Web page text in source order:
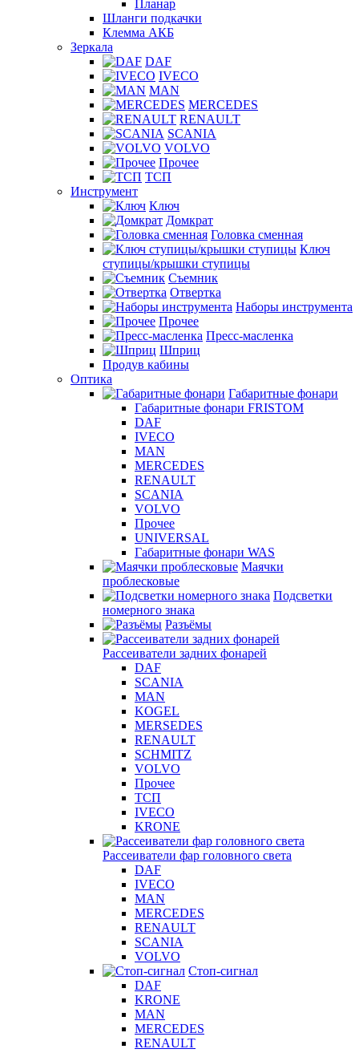
Планар
Шланги подкачки
Клемма АКБ
Зеркала
DAF
IVECO
MAN
MERCEDES
RENAULT
SCANIA
VOLVO
Прочее
ТСП
Инструмент
Ключ
Домкрат
Головка сменная
Ключ
ступицы/крышки ступицы
Съемник
Отвертка
Наборы инструмента
Прочее
Пресс-масленка
Шприц
Продув кабины
Оптика
Габаритные фонари
Габаритные фонари FRISTOM
DAF
IVECO
MAN
MERCEDES
RENAULT
SCANIA
VOLVO
Прочее
UNIVERSAL
Габаритные фонари WAS
Маячки
проблесковые
Подсветки
номерного знака
Разъёмы
Рассеиватели задних фонарей
DAF
SCANIA
MAN
KOGEL
MERSEDES
RENAULT
SCHMITZ
VOLVO
Прочее
ТСП
IVECO
KRONE
Рассеиватели фар головного света
DAF
IVECO
MAN
MERCEDES
RENAULT
SCANIA
VOLVO
Стоп-сигнал
DAF
KRONE
MAN
MERCEDES
RENAULT